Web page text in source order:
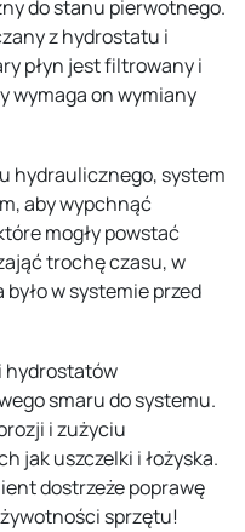
do stanu pierwotnego.
z hydrostatu i
płyn jest filtrowany i
wymaga on wymiany
hydraulicznego, system
aby wypchnąć
mogły powstać
trochę czasu, w
w systemie przed
hydrostatów
smaru do systemu.
i zużyciu
jak uszczelki i łożyska.
dostrzeże poprawę
sprzętu!